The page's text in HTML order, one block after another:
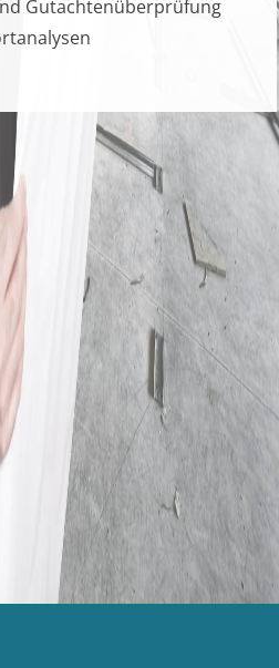
Gutachtenüberprüfung